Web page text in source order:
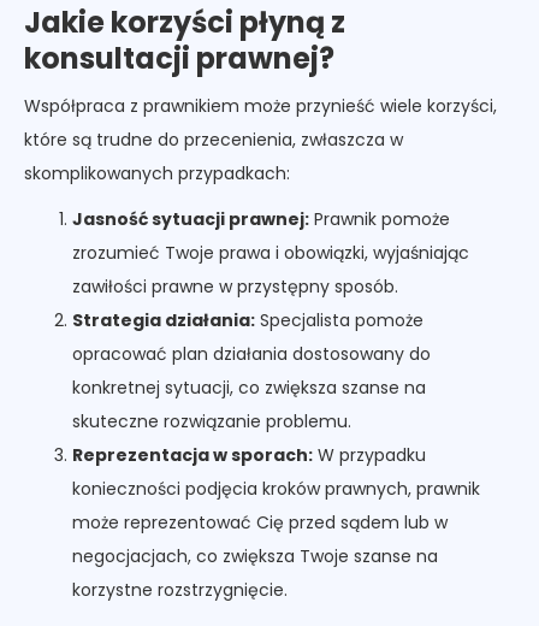
Jakie korzyści płyną z
konsultacji prawnej?
Współpraca z prawnikiem może przynieść wiele korzyści,
które są trudne do przecenienia, zwłaszcza w
skomplikowanych przypadkach:
Jasność sytuacji prawnej: Prawnik pomoże
zrozumieć Twoje prawa i obowiązki, wyjaśniając
zawiłości prawne w przystępny sposób.
Strategia działania: Specjalista pomoże
opracować plan działania dostosowany do
konkretnej sytuacji, co zwiększa szanse na
skuteczne rozwiązanie problemu.
Reprezentacja w sporach: W przypadku
konieczności podjęcia kroków prawnych, prawnik
może reprezentować Cię przed sądem lub w
negocjacjach, co zwiększa Twoje szanse na
korzystne rozstrzygnięcie.